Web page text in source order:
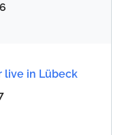
live in Lübeck